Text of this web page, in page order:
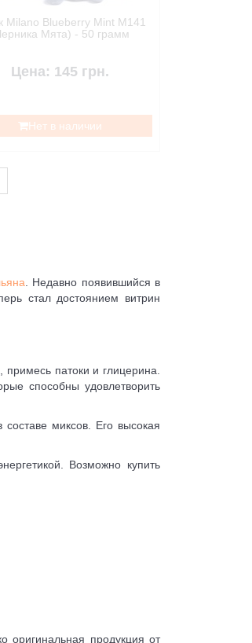
Milano Blueberry Mint M141
Мята) - 50 грамм
Цена: 145 грн.
Нет в наличии
. Недавно появившийся в
стал достоянием витрин
патоки и глицерина.
способны удовлетворить
миксов. Его высокая
Возможно купить
продукция от